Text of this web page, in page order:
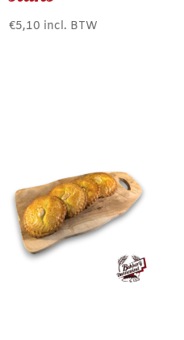
€5,10 incl. BTW